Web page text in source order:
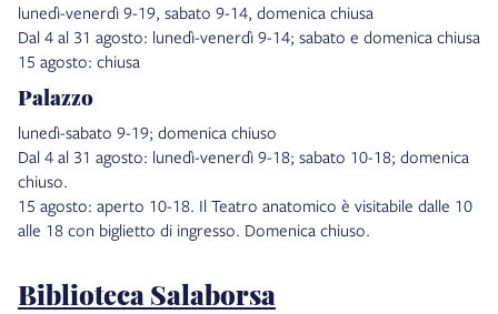
lunedì-venerdì 9-19, sabato 9-14, domenica chiusa
Dal 4 al 31 agosto: lunedì-venerdì 9-14; sabato e domenica chiusa
15 agosto: chiusa
Palazzo
lunedì-sabato 9-19; domenica chiuso
Dal 4 al 31 agosto: lunedì-venerdì 9-18; sabato 10-18; domenica
chiuso.
15 agosto: aperto 10-18. Il Teatro anatomico è visitabile dalle 10
alle 18 con biglietto di ingresso. Domenica chiuso.
Biblioteca Salaborsa